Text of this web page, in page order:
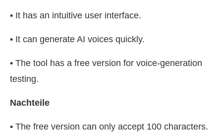
• It has an intuitive user interface.
• It can generate AI voices quickly.
• The tool has a free version for voice-generation
testing.
Nachteile
• The free version can only accept 100 characters.